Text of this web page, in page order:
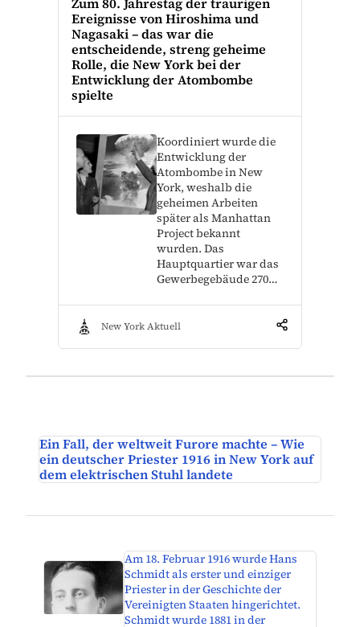
Ereignisse von Hiroshima und
Nagasaki – das war die
entscheidende, streng geheime
Rolle, die New York bei der
Entwicklung der Atombombe
spielte
Koordiniert wurde die
Entwicklung der
Atombombe in New
York, weshalb die
geheimen Arbeiten
später als Manhattan
Project bekannt
wurden. Das
Hauptquartier war das
Gewerbegebäude 270…
New York Aktuell
Ein Fall, der weltweit Furore machte – Wie
ein deutscher Priester 1916 in New York auf
dem elektrischen Stuhl landete
Am 18. Februar 1916 wurde Hans
Schmidt als erster und einziger
Priester in der Geschichte der
Vereinigten Staaten hingerichtet.
Schmidt wurde 1881 in der